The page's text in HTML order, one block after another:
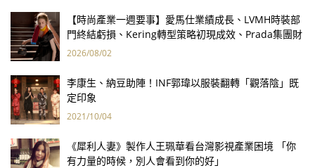
【時尚產業一週要事】愛馬仕業績成長、LVMH時裝部
門終結虧損、Kering轉型策略初現成效、Prada集團財
報亮眼
2026/08/02
李康生、納豆助陣！INF郭瑋以服裝翻轉「觀落陰」既
定印象
2021/10/04
《犀利人妻》製作人王珮華看台灣影視產業困境 「你
有力量的時候，別人會看到你的好」